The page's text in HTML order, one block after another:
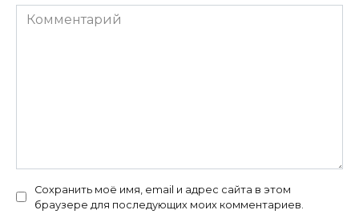
Комментарий
Сохранить моё имя, email и адрес сайта в этом
браузере для последующих моих комментариев.